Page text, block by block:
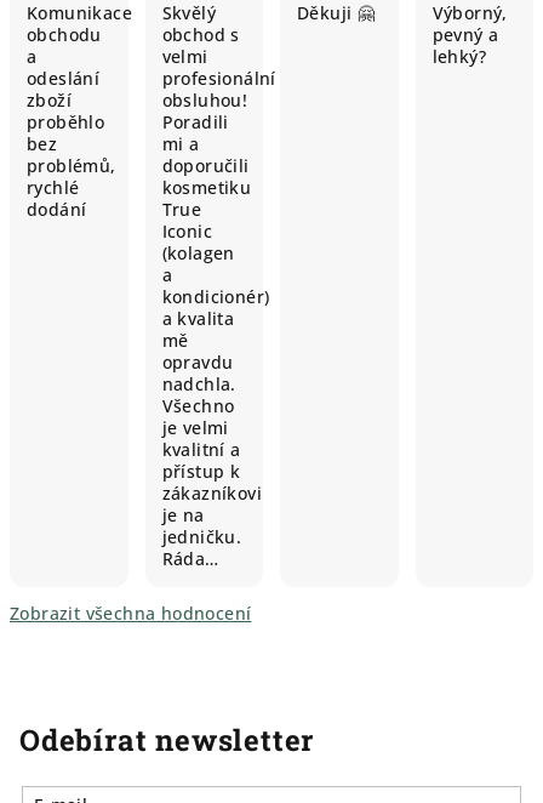
Komunikace
obchodu
a
odeslání
zboží
proběhlo
bez
problémů,
rychlé
dodání
Skvělý
obchod s
velmi
profesionální
obsluhou!
Poradili
mi a
doporučili
kosmetiku
True
Iconic
(kolagen
a
kondicionér)
a kvalita
mě
opravdu
nadchla.
Všechno
je velmi
kvalitní a
přístup k
zákazníkovi
je na
jedničku.
Ráda…
Děkuji 🤗
Výborný,
pevný a
lehký?
Zobrazit všechna hodnocení
Odebírat newsletter